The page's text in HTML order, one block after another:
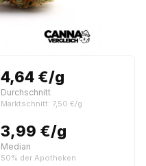
4,64 €/g
Durchschnitt
Marktschnitt: 7,50 €/g
3,99 €/g
Median
50% der Apotheken